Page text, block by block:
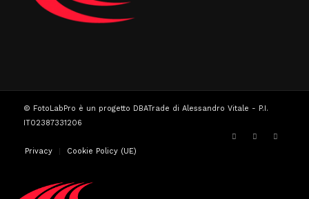
© FotoLabPro è un progetto DBATrade di Alessandro Vitale - P.I.
IT02387331206
Privacy Cookie Policy (UE)